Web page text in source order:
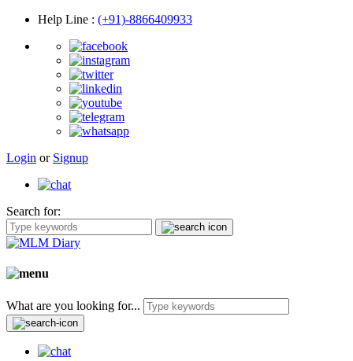
Help Line : (+91)-8866409933
Login or Signup
Search for:
What are you looking for...